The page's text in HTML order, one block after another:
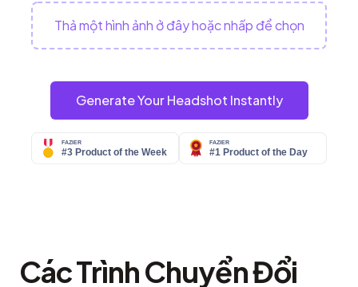
Thả một hình ảnh ở đây hoặc nhấp để chọn
Generate Your Headshot Instantly
Các Trình Chuyển Đổi